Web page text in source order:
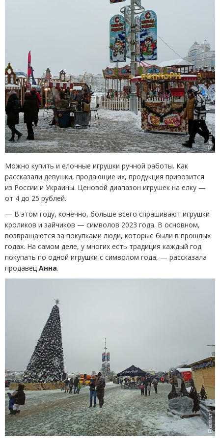
Можно купить и елочные игрушки ручной работы. Как
рассказали девушки, продающие их, продукция привозится
из России и Украины. Ценовой диапазон игрушек на елку —
от 4 до 25 рублей.
— В этом году, конечно, больше всего спрашивают игрушки
кроликов и зайчиков — символов 2023 года. В основном,
возвращаются за покупками люди, которые были в прошлых
годах. На самом деле, у многих есть традиция каждый год
покупать по одной игрушки с символом года, — рассказала
продавец Анна.